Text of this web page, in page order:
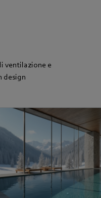
ventilazione e
design